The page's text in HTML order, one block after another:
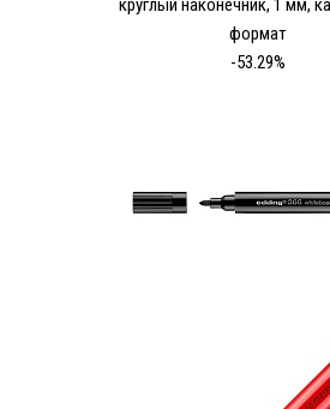
круглый наконечник, 1 мм,
формат
-53.29%